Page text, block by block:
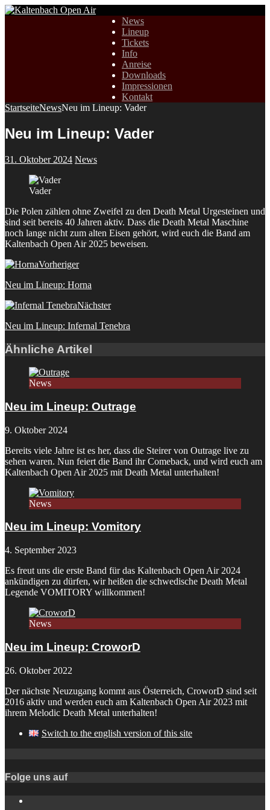
News
Lineup
Tickets
Info
Anreise
Downloads
Impressionen
Kontakt
StartseiteNewsNeu im Lineup: Vader
Neu im Lineup: Vader
31. Oktober 2024 News
Vader
Die Polen zählen ohne Zweifel zu den Death Metal Urgesteinen und
sind seit bereits 40 Jahren aktiv. Dass die Death Metal Maschine
noch lange nicht zum alten Eisen gehört, wird euch die Band am
Kaltenbach Open Air 2025 beweisen.
Vorheriger
Neu im Lineup: Horna
Nächster
Neu im Lineup: Infernal Tenebra
Ähnliche Artikel
News
Neu im Lineup: Outrage
9. Oktober 2024
Bereits viele Jahre ist es her, dass die Steirer von Outrage live zu
sehen waren. Nun feiert die Band ihr Comeback, und wird euch am
Kaltenbach Open Air 2025 mit Death Metal unterhalten!
News
Neu im Lineup: Vomitory
4. September 2023
Es freut uns die erste Band für das Kaltenbach Open Air 2024
ankündigen zu dürfen, wir heißen die schwedische Death Metal
Legende VOMITORY willkommen!
News
Neu im Lineup: CroworD
26. Oktober 2022
Der nächste Neuzugang kommt aus Österreich, CroworD sind seit
2016 aktiv und werden euch am Kaltenbach Open Air 2023 mit
ihrem Melodic Death Metal unterhalten!
Switch to the english version of this site
Folge uns auf